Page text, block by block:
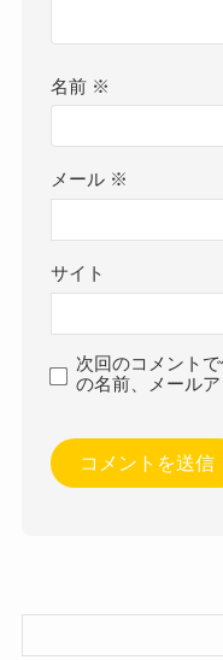
名前 ※
メール ※
サイト
次回のコメント
の名前、メール